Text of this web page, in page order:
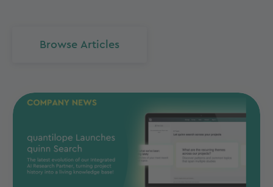
Browse Articles